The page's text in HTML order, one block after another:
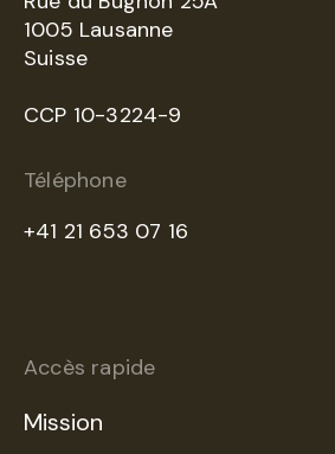
1005 Lausanne
Suisse
CCP 10-3224-9
Téléphone
+41 21 653 07 16
Accès rapide
Mission